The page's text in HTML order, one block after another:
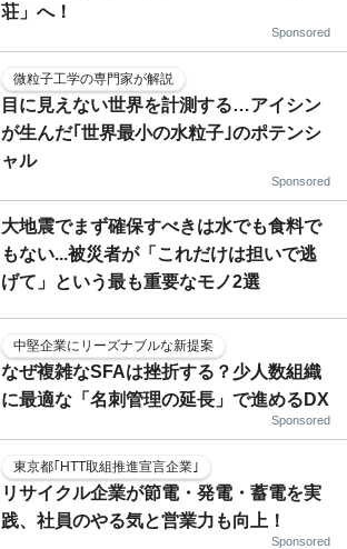
荘」へ！
Sponsored
微粒子工学の専門家が解説
目に見えない世界を計測する…アイシン
が生んだ｢世界最小の水粒子｣のポテンシ
ャル
Sponsored
大地震でまず確保すべきは水でも食料で
もない...被災者が「これだけは担いで逃
げて」という最も重要なモノ2選
中堅企業にリーズナブルな新提案
なぜ複雑なSFAは挫折する？少人数組織
に最適な「名刺管理の延長」で進めるDX
Sponsored
東京都｢HTT取組推進宣言企業｣
リサイクル企業が節電・発電・蓄電を実
践、社員のやる気と営業力も向上！
Sponsored